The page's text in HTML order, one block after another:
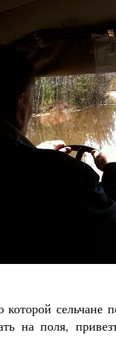
сельчане
на поля,